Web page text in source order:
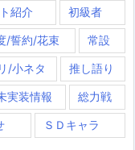
紹介 初級者
/誓約/花束 常設
/小ネタ 推し語り
実装情報 総力戦
ＳＤキャラ